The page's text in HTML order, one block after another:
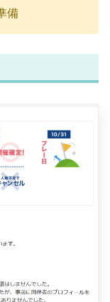
備